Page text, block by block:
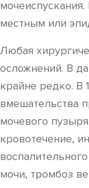
местным или
Любая
осложнений. В
крайне редко. В
вмешательства
мочевого
кровотечение,
мочи, тромбоз